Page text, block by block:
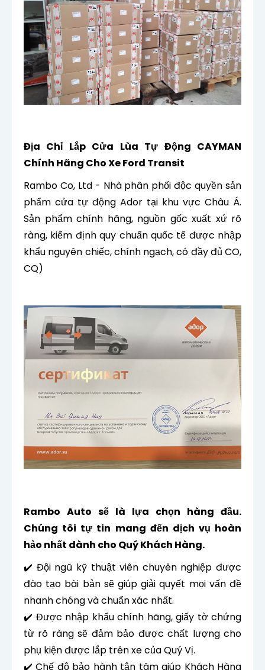
Địa Chỉ Lắp Cửa Lùa Tự Động CAYMAN
Chính Hãng Cho Xe Ford Transit
Rambo Co, Ltd - Nhà phân phối độc quyền sản
phẩm cửa tự động Ador tại khu vực Châu Á.
Sản phẩm chính hãng, nguồn gốc xuất xứ rõ
ràng, kiểm định quy chuẩn quốc tế được nhập
khẩu nguyên chiếc, chính ngạch, có đầy đủ CO,
CQ)
Rambo Auto sẽ là lựa chọn hàng đầu.
Chúng tôi tự tin mang đến dịch vụ hoàn
hảo nhất dành cho Quý Khách Hàng.
✔️ Đội ngũ kỹ thuật viên chuyên nghiệp được
đào tạo bài bản sẽ giúp giải quyết mọi vấn đề
nhanh chóng và chuẩn xác nhất.
✔️ Được nhập khẩu chính hãng, giấy tờ chứng
từ rõ ràng sẽ đảm bảo được chất lượng cho
phụ kiện được lắp trên xe của Quý Vị.
✔️ Chế độ bảo hành tận tâm giúp Khách Hàng